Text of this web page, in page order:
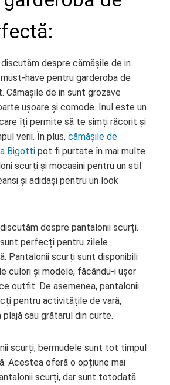
despre cămășile de in.
have pentru garderoba de
Cămașile de in sunt grozave
ușoare și comode. Inul este un
îți permite să te simți răcorit și
verii. În plus, cămășile de
Bigotti pot fi purtate în mai multe
scurți și mocasini pentru un stil
și adidași pentru un look
despre pantalonii scurți.
perfecți pentru zilele
Pantalonii scurți sunt disponibili
culori și modele, făcându-i ușor
outfit. De asemenea, pantalonii
pentru activitățile de vară,
sau grătarul din curte.
scurți, bermudele sunt tot timpul
Acestea oferă o opțiune mai
scurți, dar sunt totodată